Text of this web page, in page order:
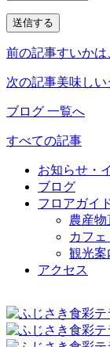
前の記事すいかは
次の記事美味し
ブログ 一覧へ
すべての記事
お知らせ・
ブログ
フロアガイ
農産
カフ
観光案
アクセス